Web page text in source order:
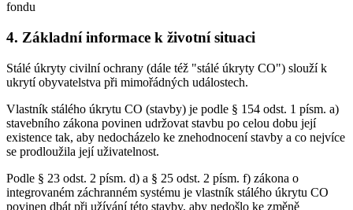
fondu
4. Základní informace k životní situaci
Stálé úkryty civilní ochrany (dále též "stálé úkryty CO") slouží k
ukrytí obyvatelstva při mimořádných událostech.
Vlastník stálého úkrytu CO (stavby) je podle § 154 odst. 1 písm. a)
stavebního zákona povinen udržovat stavbu po celou dobu její
existence tak, aby nedocházelo ke znehodnocení stavby a co nejvíce
se prodloužila její uživatelnost.
Podle § 23 odst. 2 písm. d) a § 25 odst. 2 písm. f) zákona o
integrovaném záchranném systému je vlastník stálého úkrytu CO
povinen dbát při užívání této stavby, aby nedošlo ke změně